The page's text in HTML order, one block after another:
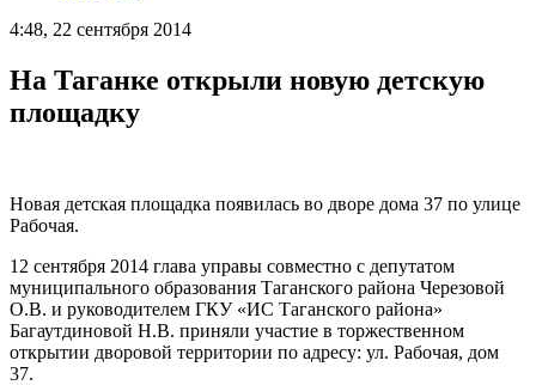
4:48, 22 сентября 2014
На Таганке открыли новую детскую
площадку
Новая детская площадка появилась во дворе дома 37 по улице
Рабочая.
12 сентября 2014 глава управы совместно с депутатом
муниципального образования Таганского района Черезовой
О.В. и руководителем ГКУ «ИС Таганского района»
Багаутдиновой Н.В. приняли участие в торжественном
открытии дворовой территории по адресу: ул. Рабочая, дом
37.